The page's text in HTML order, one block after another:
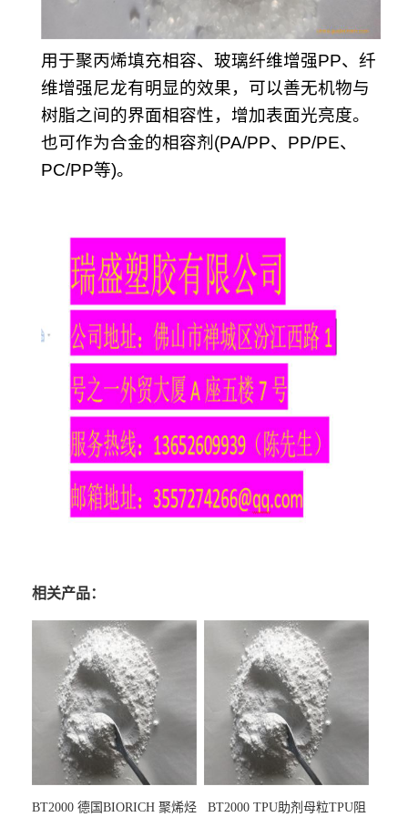
用于聚丙烯填充相容、玻璃纤维增强PP、纤
维增强尼龙有明显的效果，可以善无机物与
树脂之间的界面相容性，增加表面光亮度。
也可作为合金的相容剂(PA/PP、PP/PE、
PC/PP等)。
相关产品：
BT2000 德国BIORICH 聚烯烃
BT2000 TPU助剂母粒TPU阻